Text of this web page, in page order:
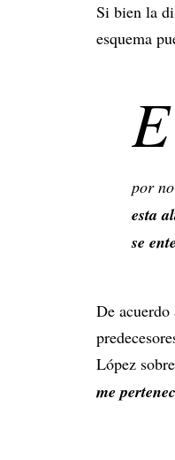
Si bien la
esquema
E
por
esta
se
De
López
me